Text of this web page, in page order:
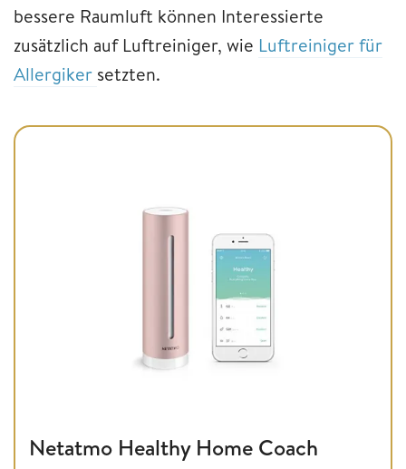
bessere Raumluft können Interessierte
zusätzlich auf Luftreiniger, wie Luftreiniger für
Allergiker setzten.
Netatmo Healthy Home Coach